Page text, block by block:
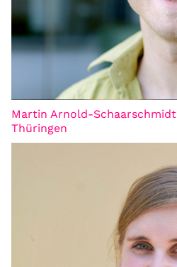
Martin Arnold-Schaarschmidt
Thüringen